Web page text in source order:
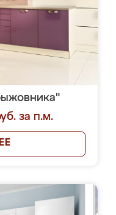
за п.м.